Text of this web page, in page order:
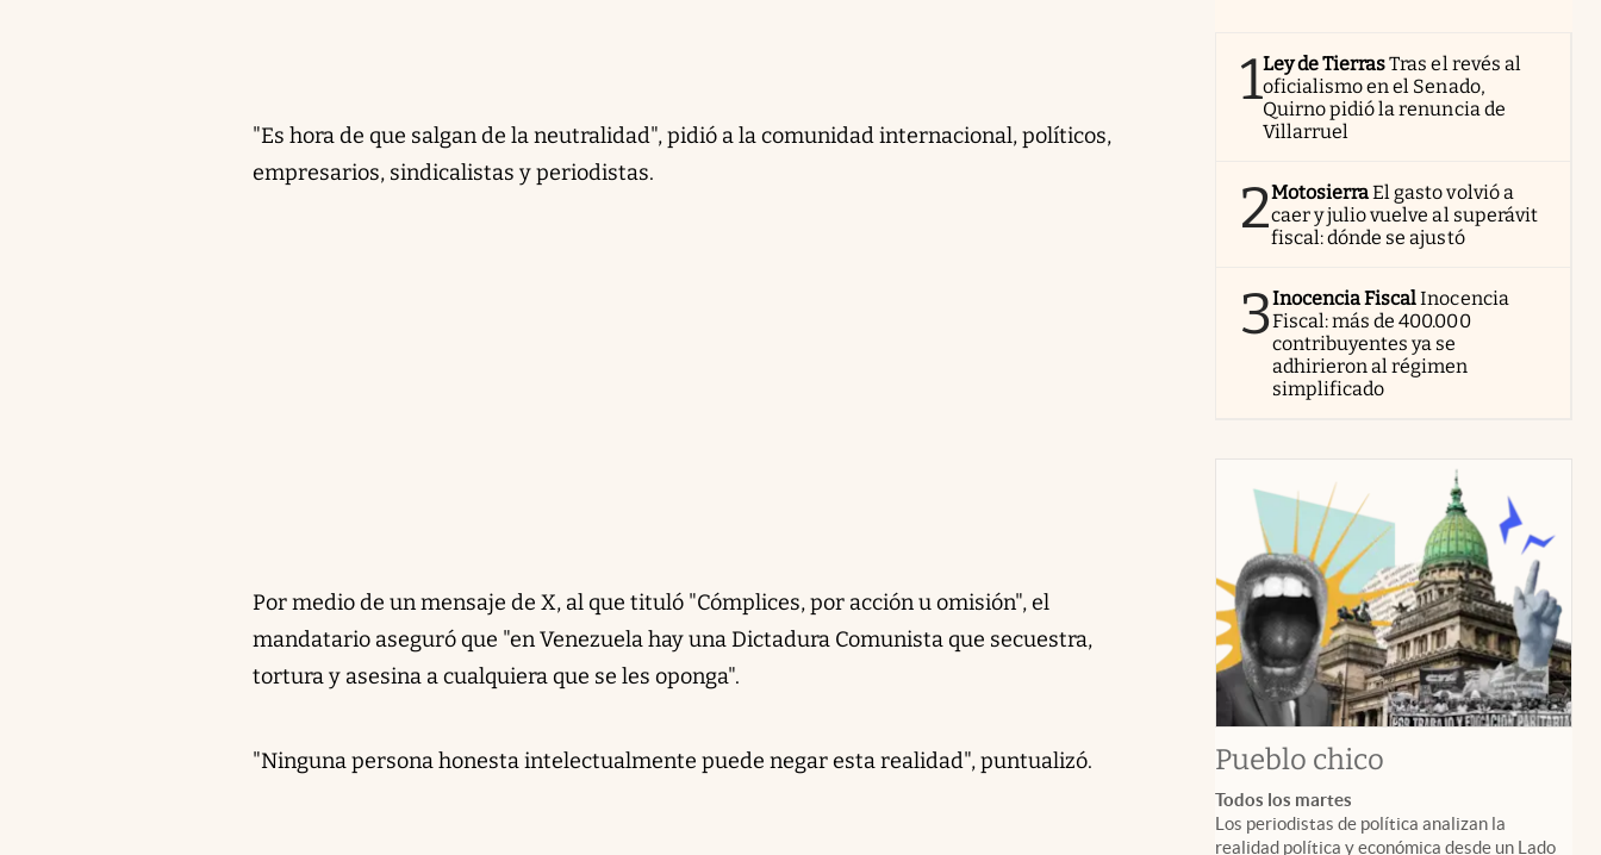
"Es hora de que salgan de la neutralidad", pidió a la comunidad internacional, políticos,
empresarios, sindicalistas y periodistas.
Por medio de un mensaje de X, al que tituló "Cómplices, por acción u omisión", el
mandatario aseguró que "en Venezuela hay una Dictadura Comunista que secuestra,
tortura y asesina a cualquiera que se les oponga".
"Ninguna persona honesta intelectualmente puede negar esta realidad", puntualizó.
1Ley de TierrasTras el revés al
oficialismo en el Senado,
Quirno pidió la renuncia de
Villarruel
2MotosierraEl gasto volvió a
caer y julio vuelve al superávit
fiscal: dónde se ajustó
3Inocencia FiscalInocencia
Fiscal: más de 400.000
contribuyentes ya se
adhirieron al régimen
simplificado
Pueblo chico
Todos los martes
Los periodistas de política analizan la
realidad política y económica desde un Lado